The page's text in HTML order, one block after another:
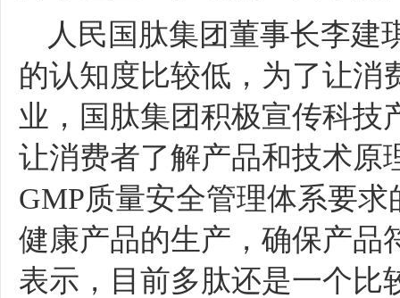
人民国肽集团董事长李建
的认知度比较低，为了让消
业，国肽集团积极宣传科技
让消费者了解产品和技术原
GMP质量安全管理体系要
健康产品的生产，确保产品
表示，目前多肽还是一个比